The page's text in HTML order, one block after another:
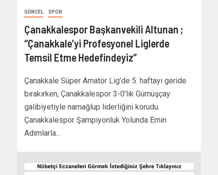
GÜNCEL SPOR
Çanakkalespor Başkanvekili Altunan ;
“Çanakkale’yi Profesyonel Liglerde
Temsil Etme Hedefindeyiz”
Çanakkale Süper Amatör Lig’de 5. haftayı geride
bırakırken, Çanakkalespor 3-0’lık Gümüşçay
galibiyetiyle namağlup liderliğini korudu.
Çanakkalespor Şampiyonluk Yolunda Emin
Adımlarla...